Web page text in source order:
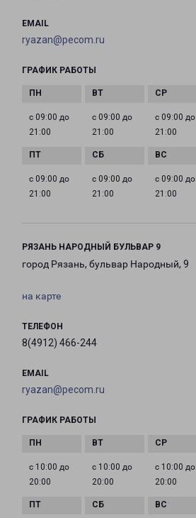
EMAIL
ryazan@pecom.ru
ГРАФИК РАБОТЫ
с 09:00 до
21:00
с 09:00 до
21:00
с 09:00 до
21:00
с 09:00 до
21:00
с 09:00 до
21:00
с 09:00 до
21:00
РЯЗАНЬ НАРОДНЫЙ БУЛЬВАР 9
город Рязань, бульвар Народный, 9
на карте
ТЕЛЕФОН
8(4912) 466-244
EMAIL
ryazan@pecom.ru
ГРАФИК РАБОТЫ
с 10:00 до
20:00
с 10:00 до
20:00
с 10:00 до
20:00